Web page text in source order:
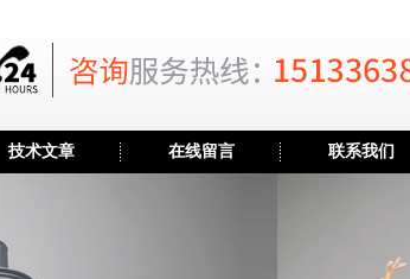
技术文章 在线留言 联系我们